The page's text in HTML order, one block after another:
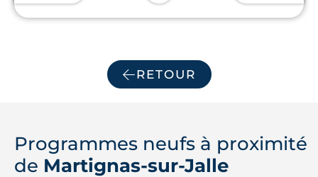
RETOUR
Programmes neufs à proximité
de Martignas-sur-Jalle